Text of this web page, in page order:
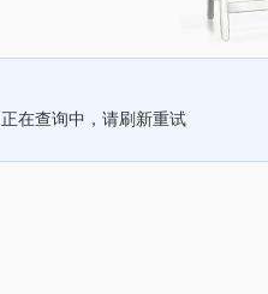
正在查询中，请刷新重试